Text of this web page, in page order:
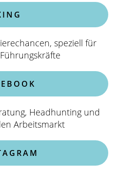
speziell für
Headhunting und
Arbeitsmarkt